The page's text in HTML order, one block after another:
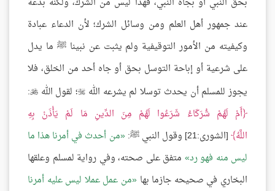
عند جمهور أهل العلم ومن وسائل الشرك؛ لأن الدعاء عبادة
وكيفيته من الأمور التوقيفية ولم يثبت عن نبينا ﷺ ما يدل
على شرعية أو إباحة التوسل بحق أو جاه أحد من الخلق، فلا
يجوز للمسلم أن يحدث توسلا لم يشرعه الله ؛ لقول الله 
:
أَمْ لَهُمْ شُرَكَاءُ شَرَعُوا لَهُمْ مِنَ الدِّينِ مَا لَمْ يَأْذَنْ بِهِ
اللَّهُ [الشورى:21] وقول النبي ﷺ:
من أحدث في أمرنا هذا ما
ليس منه فهو رد متفق على صحته، وفي رواية لمسلم وعلقها
البخاري في صحيحه جازما بها من عمل عملا ليس عليه أمرنا